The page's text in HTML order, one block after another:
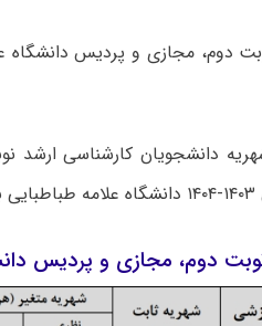
دوم، مجازی و پردیس
داﻧﺸﺠﻮﯾﺎن کارشناسی ارشد
دوم، مجازی و پردیس